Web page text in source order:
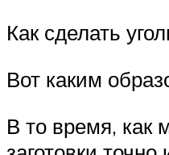
Как сделать
Вот каким
В то время, как